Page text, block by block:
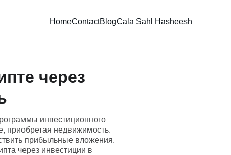
HomeContactBlogCala Sahl Hasheesh
через
инвестиционного
приобретая недвижимость.
прибыльные вложения.
через инвестиции в